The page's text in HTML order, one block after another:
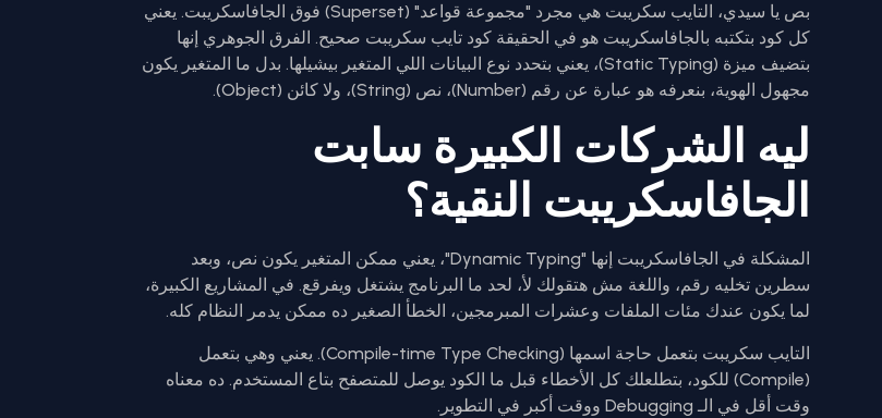
بص يا سيدي، التايب سكريبت هي مجرد "مجموعة قواعد" (Superset) فوق الجافاسكريبت. يعني
كل كود بتكتبه بالجافاسكريبت هو في الحقيقة كود تايب سكريبت صحيح. الفرق الجوهري إنها
بتضيف ميزة (Static Typing)، يعني بتحدد نوع البيانات اللي المتغير بيشيلها. بدل ما المتغير يكون
مجهول الهوية، بنعرفه هو عبارة عن رقم (Number)، نص (String)، ولا كائن (Object).
ليه الشركات الكبيرة سابت
الجافاسكريبت النقية؟
المشكلة في الجافاسكريبت إنها "Dynamic Typing"، يعني ممكن المتغير يكون نص، وبعد
سطرين تخليه رقم، واللغة مش هتقولك لأ، لحد ما البرنامج يشتغل ويفرقع. في المشاريع الكبيرة،
لما يكون عندك مئات الملفات وعشرات المبرمجين، الخطأ الصغير ده ممكن يدمر النظام كله.
التايب سكريبت بتعمل حاجة اسمها (Compile-time Type Checking). يعني وهي بتعمل
(Compile) للكود، بتطلعلك كل الأخطاء قبل ما الكود يوصل للمتصفح بتاع المستخدم. ده معناه
وقت أقل في الـ Debugging ووقت أكبر في التطوير.